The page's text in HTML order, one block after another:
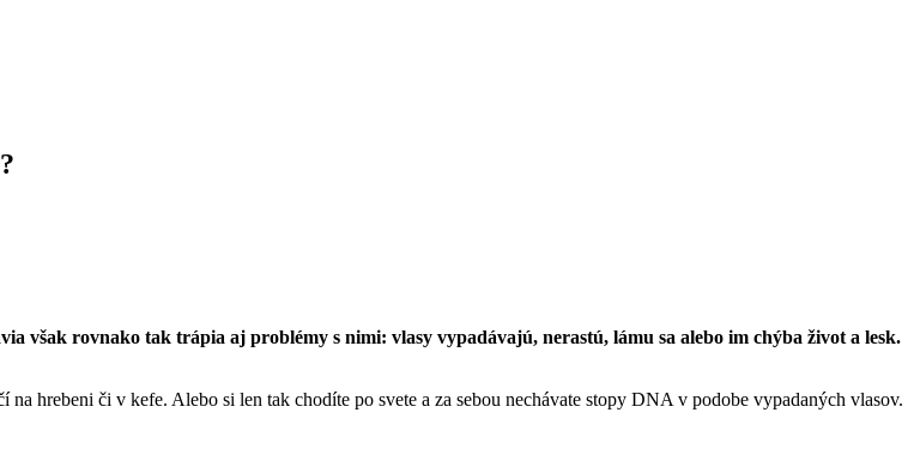
však rovnako tak trápia aj problémy s nimi: vlasy vypadávajú, nerastú, lámu sa alebo im chýba život a lesk.
hrebeni či v kefe. Alebo si len tak chodíte po svete a za sebou nechávate stopy DNA v podobe vypadaných vlasov.